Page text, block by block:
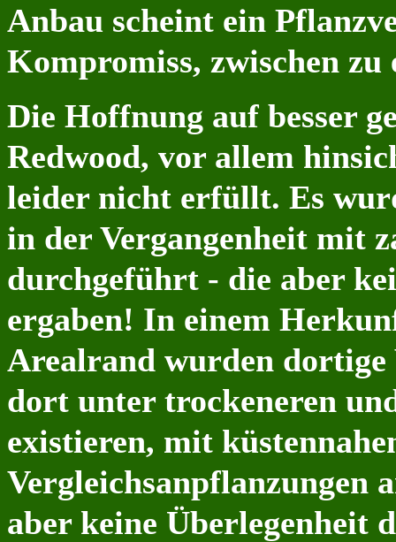
Anbau scheint ein
Kompromiss, zwischen zu
Die Hoffnung auf besser
Redwood, vor allem
leider nicht erfüllt. Es
in der Vergangenheit mit
durchgeführt - die aber
ergaben! In einem
Arealrand wurden dortige
dort unter trockeneren
existieren, mit
Vergleichsanpflanzungen
aber keine Überlegenheit